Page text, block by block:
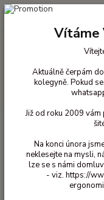
+420 603 818 836
Vlněné oblečení pro
Vlněný
melange
Vítáme
Aktuálně čerpám
kolegyně. Pokud
Již od roku 2009
Na konci února
neklesejte na mysli,
lze se s námi
- viz. https://